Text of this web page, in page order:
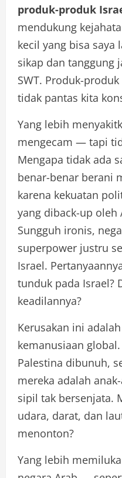
produk-produk
mendukung
kecil yang bisa saya
sikap dan tanggung
SWT. Produk-
tidak pantas kita
Yang lebih
mengecam — tapi
Mengapa tidak ada
benar-benar berani
karena kekuatan
yang diback-up oleh
Sungguh ironis,
superpower justru
Israel.
tunduk pada Israel?
keadilannya?
Kerusakan ini
kemanusiaan
Palestina dibunuh,
mereka adalah
sipil tak bersenjata.
udara, darat, dan
menonton?
Yang lebih